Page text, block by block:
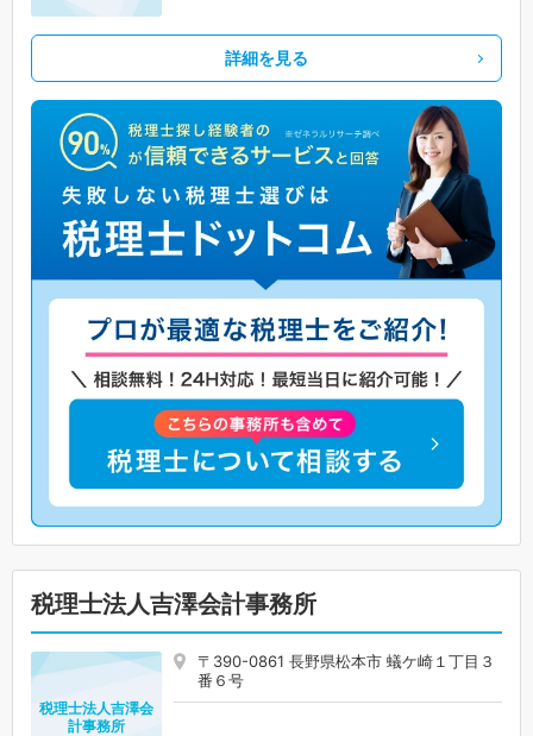
詳細を見る
税理士法人吉澤会計事務所
〒390-0861 長野県松本市 蟻ケ崎１丁目３
番６号
税理士法人吉澤会
計事務所